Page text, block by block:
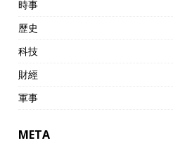
時事
歷史
科技
財經
軍事
META